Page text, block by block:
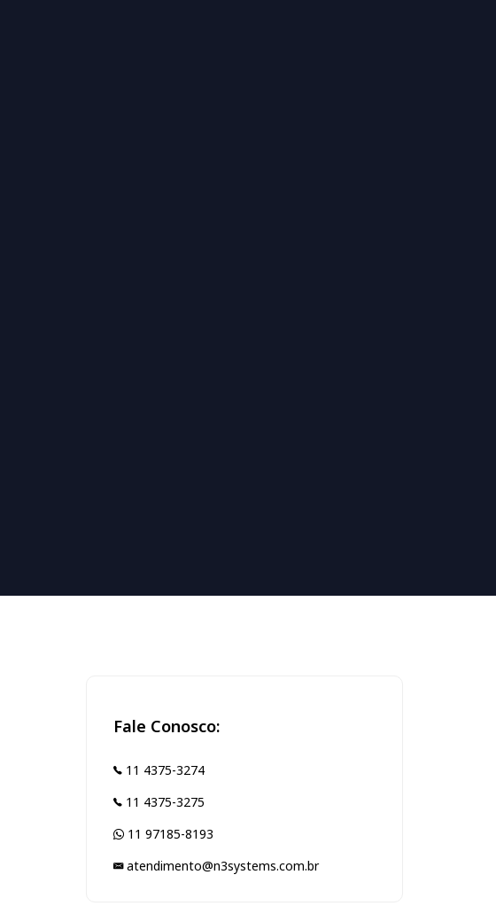
Fale Conosco:
11 4375-3274
11 4375-3275
11 97185-8193
atendimento@n3systems.com.br